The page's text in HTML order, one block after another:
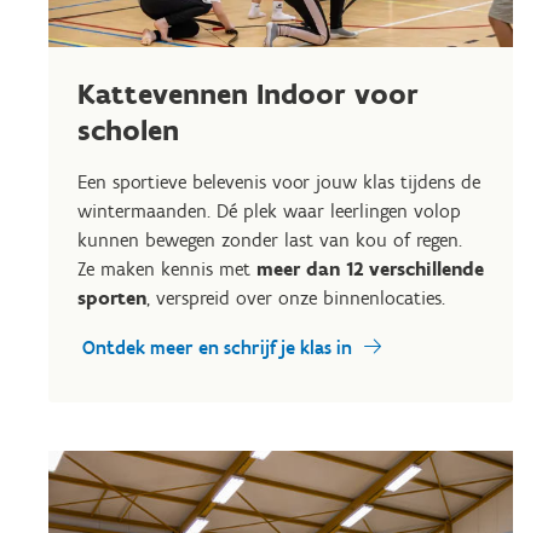
Kattevennen Indoor voor
scholen
Een sportieve belevenis voor jouw klas tijdens de
wintermaanden. Dé plek waar leerlingen volop
kunnen bewegen zonder last van kou of regen.
Ze maken kennis met meer dan 12 verschillende
sporten, verspreid over onze binnenlocaties.
Ontdek meer en schrijf je klas in